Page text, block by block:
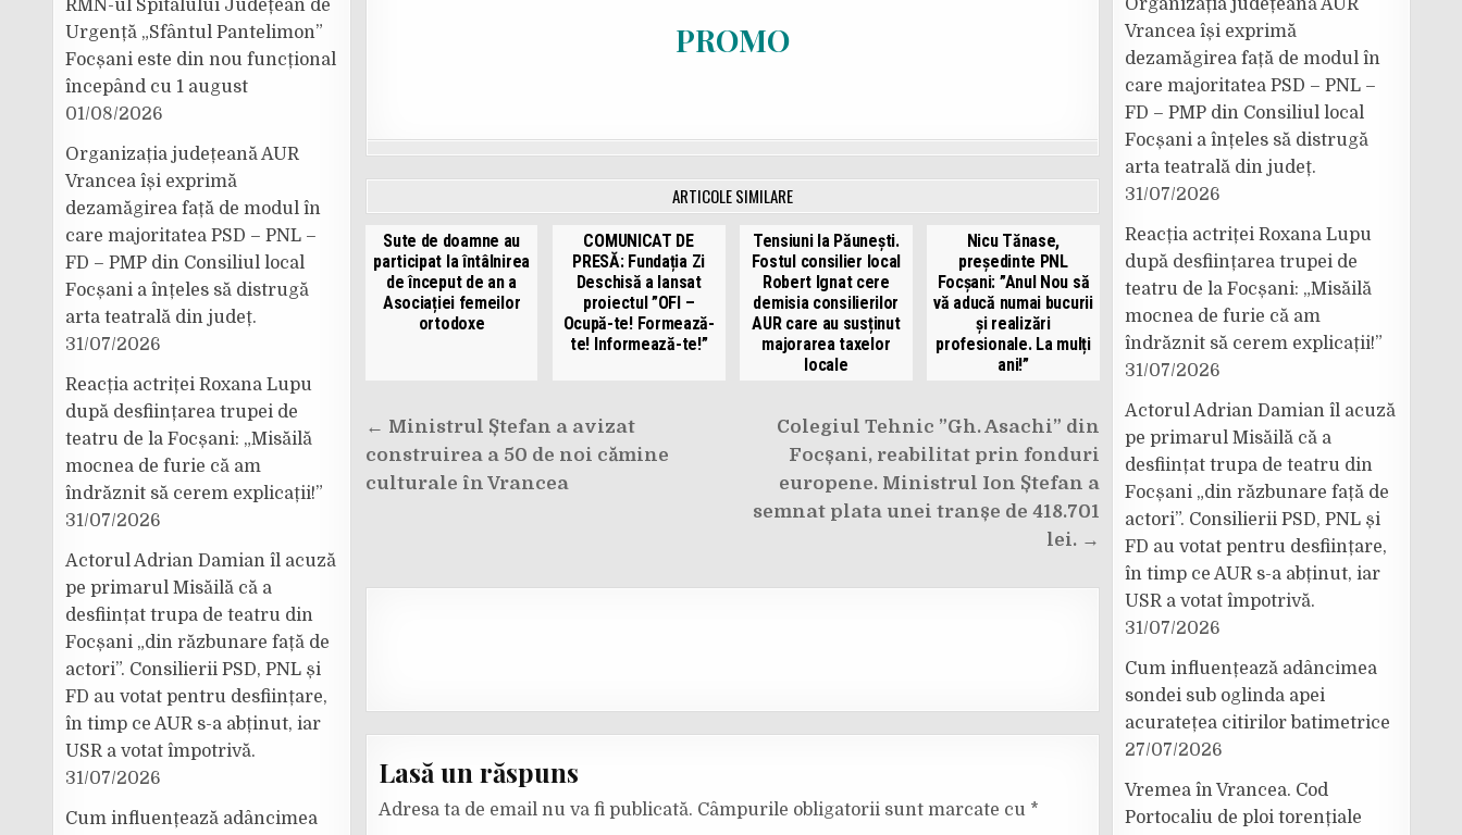
PROMO
ARTICOLE SIMILARE
Sute de doamne au
participat la întâlnirea
de început de an a
Asociației femeilor
ortodoxe
COMUNICAT DE
PRESĂ: Fundația Zi
Deschisă a lansat
proiectul ”OFI –
Ocupă-te! Formează-
te! Informează-te!”
Tensiuni la Păunești.
Fostul consilier local
Robert Ignat cere
demisia consilierilor
AUR care au susținut
majorarea taxelor
locale
Nicu Tănase,
președinte PNL
Focșani: ”Anul Nou să
vă aducă numai bucurii
și realizări
profesionale. La mulți
ani!”
Navigare
în
articole
Colegiul Tehnic ”Gh. Asachi” din
Focșani, reabilitat prin fonduri
europene. Ministrul Ion Ștefan a
semnat plata unei tranșe de 418.701
lei. →
← Ministrul Ștefan a avizat
construirea a 50 de noi cămine
culturale în Vrancea
Lasă un răspuns
Adresa ta de email nu va fi publicată. Câmpurile obligatorii sunt marcate cu *
RMN-ul Spitalului Județean de
Urgență „Sfântul Pantelimon”
Focșani este din nou funcțional
începând cu 1 august
01/08/2026
Organizația județeană AUR
Vrancea își exprimă
dezamăgirea față de modul în
care majoritatea PSD – PNL –
FD – PMP din Consiliul local
Focșani a înțeles să distrugă
arta teatrală din județ.
31/07/2026
Reacția actriței Roxana Lupu
după desființarea trupei de
teatru de la Focșani: „Misăilă
mocnea de furie că am
îndrăznit să cerem explicații!”
31/07/2026
Actorul Adrian Damian îl acuză
pe primarul Misăilă că a
desființat trupa de teatru din
Focșani „din răzbunare față de
actori”. Consilierii PSD, PNL și
FD au votat pentru desființare,
în timp ce AUR s-a abținut, iar
USR a votat împotrivă.
31/07/2026
Cum influențează adâncimea
Organizația județeană AUR
Vrancea își exprimă
dezamăgirea față de modul în
care majoritatea PSD – PNL –
FD – PMP din Consiliul local
Focșani a înțeles să distrugă
arta teatrală din județ.
31/07/2026
Reacția actriței Roxana Lupu
după desființarea trupei de
teatru de la Focșani: „Misăilă
mocnea de furie că am
îndrăznit să cerem explicații!”
31/07/2026
Actorul Adrian Damian îl acuză
pe primarul Misăilă că a
desființat trupa de teatru din
Focșani „din răzbunare față de
actori”. Consilierii PSD, PNL și
FD au votat pentru desființare,
în timp ce AUR s-a abținut, iar
USR a votat împotrivă.
31/07/2026
Cum influențează adâncimea
sondei sub oglinda apei
acuratețea citirilor batimetrice
27/07/2026
Vremea în Vrancea. Cod
Portocaliu de ploi torențiale